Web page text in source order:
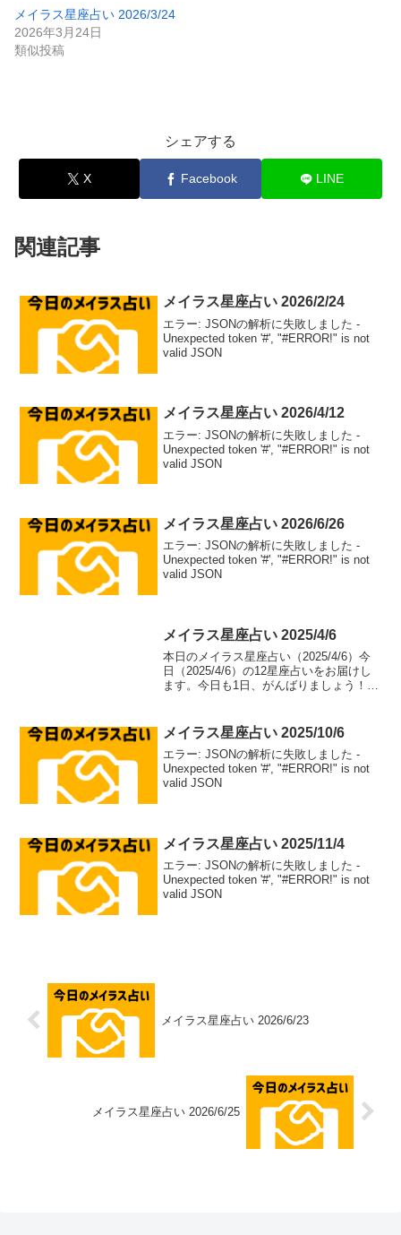
メイラス星座占い 2026/3/24
2026年3月24日
類似投稿
シェアする
X Facebook LINE
関連記事
メイラス星座占い 2026/2/24
エラー: JSONの解析に失敗しました -
Unexpected token '#', "#ERROR!" is not
valid JSON
メイラス星座占い 2026/4/12
エラー: JSONの解析に失敗しました -
Unexpected token '#', "#ERROR!" is not
valid JSON
メイラス星座占い 2026/6/26
エラー: JSONの解析に失敗しました -
Unexpected token '#', "#ERROR!" is not
valid JSON
メイラス星座占い 2025/4/6
本日のメイラス星座占い（2025/4/6）今
日（2025/4/6）の12星座占いをお届けし
ます。今日も1日、がんばりましょう！牡
ーチで恋のチャンス...
メイラス星座占い 2025/10/6
エラー: JSONの解析に失敗しました -
Unexpected token '#', "#ERROR!" is not
valid JSON
メイラス星座占い 2025/11/4
エラー: JSONの解析に失敗しました -
Unexpected token '#', "#ERROR!" is not
valid JSON
メイラス星座占い 2026/6/23
メイラス星座占い 2026/6/25